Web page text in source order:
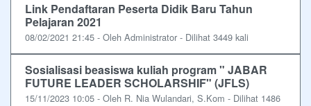
Link Pendaftaran Peserta Didik Baru Tahun
Pelajaran 2021
08/02/2021 21:45 - Oleh Administrator - Dilihat 3449 kali
Sosialisasi beasiswa kuliah program " JABAR
FUTURE LEADER SCHOLARSHIF" (JFLS)
15/11/2023 10:05 - Oleh R. Nia Wulandari, S.Kom - Dilihat 1486